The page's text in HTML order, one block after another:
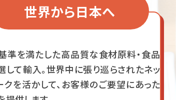
世界から日本へ
準を満たした高品質な食材原料・食品
して輸入。世界中に張り巡らされたネッ
クを活かして、お客様のご要望にあった